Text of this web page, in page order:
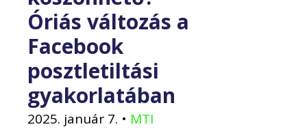
Óriás változás a
Facebook
posztletiltási
gyakorlatában
2025. január 7. • MTI